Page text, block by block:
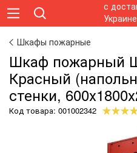
Шкафы пожарные
Шкаф пожарный
Красный
стенки,
Код товара: 001002342